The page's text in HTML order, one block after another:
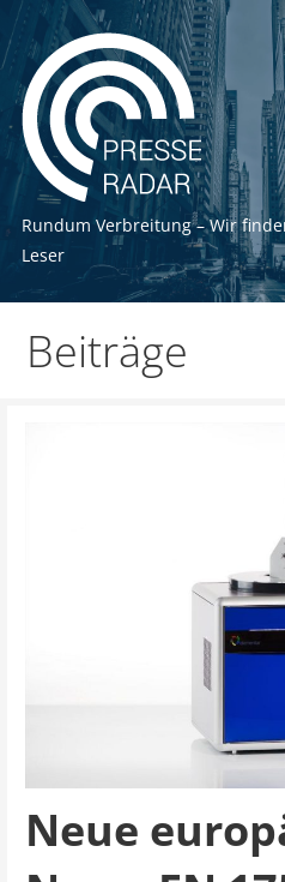
Zum
Inhalt
springen
Rundum Verbreitung – Wir
Leser
Beiträge
Neue